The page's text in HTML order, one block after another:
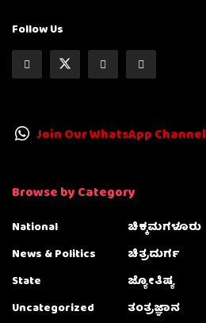
Follow Us
Join Our WhatsApp Channel
Browse by Category
National
News & Politics
State
Uncategorized
ಚಿಕ್ಕಮಗಳೂರು
ಚಿತ್ರದುರ್ಗ
ಜ್ಯೋತಿಷ್ಯ
ತಂತ್ರಜ್ಞಾನ